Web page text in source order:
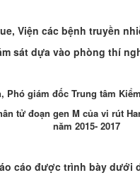
Viện các bệnh truyền
sát dựa vào phòng thí
Phó giám đốc Trung tâm
tử đoạn gen M của vi rút
năm 2015- 2017
cáo được trình bày dưới